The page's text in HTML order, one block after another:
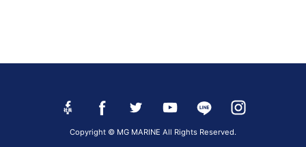
Copyright © MG MARINE All Rights Reserved.